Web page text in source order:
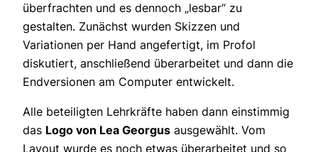
überfrachten und es dennoch „lesbar“ zu
gestalten. Zunächst wurden Skizzen und
Variationen per Hand angefertigt, im Profol
diskutiert, anschließend überarbeitet und dann die
Endversionen am Computer entwickelt.
Alle beteiligten Lehrkräfte haben dann einstimmig
das Logo von Lea Georgus ausgewählt. Vom
Layout wurde es noch etwas überarbeitet und so